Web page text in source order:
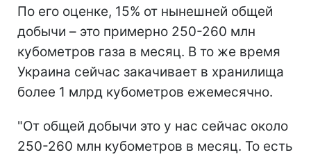
По его оценке, 15% от нынешней общей
добычи – это примерно 250-260 млн
кубометров газа в месяц. В то же время
Украина сейчас закачивает в хранилища
более 1 млрд кубометров ежемесячно.
"От общей добычи это у нас сейчас около
250-260 млн кубометров в месяц. То есть